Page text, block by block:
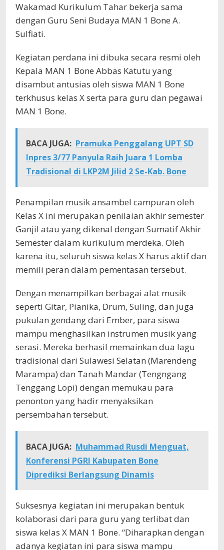
Wakamad Kurikulum Tahar bekerja sama
dengan Guru Seni Budaya MAN 1 Bone A.
Sulfiati.
Kegiatan perdana ini dibuka secara resmi oleh
Kepala MAN 1 Bone Abbas Katutu yang
disambut antusias oleh siswa MAN 1 Bone
terkhusus kelas X serta para guru dan pegawai
MAN 1 Bone.
BACA JUGA: Pramuka Penggalang UPT SD
Inpres 3/77 Panyula Raih Juara 1 Lomba
Tradisional di LKP2M Jilid 2 Se-Kab. Bone
Penampilan musik ansambel campuran oleh
Kelas X ini merupakan penilaian akhir semester
Ganjil atau yang dikenal dengan Sumatif Akhir
Semester dalam kurikulum merdeka. Oleh
karena itu, seluruh siswa kelas X harus aktif dan
memili peran dalam pementasan tersebut.
Dengan menampilkan berbagai alat musik
seperti Gitar, Pianika, Drum, Suling, dan juga
pukulan gendang dari Ember, para siswa
mampu menghasilkan instrumen musik yang
serasi. Mereka berhasil memainkan dua lagu
tradisional dari Sulawesi Selatan (Marendeng
Marampa) dan Tanah Mandar (Tengngang
Tenggang Lopi) dengan memukau para
penonton yang hadir menyaksikan
persembahan tersebut.
BACA JUGA: Muhammad Rusdi Menguat,
Konferensi PGRI Kabupaten Bone
Diprediksi Berlangsung Dinamis
Suksesnya kegiatan ini merupakan bentuk
kolaborasi dari para guru yang terlibat dan
siswa kelas X MAN 1 Bone. “Diharapkan dengan
adanya kegiatan ini para siswa mampu